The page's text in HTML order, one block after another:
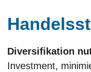
Diversifikation
Investment,